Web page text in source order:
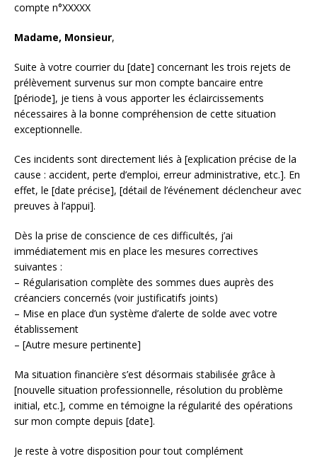
compte n°XXXXX
Madame, Monsieur,
Suite à votre courrier du [date] concernant les trois rejets de
prélèvement survenus sur mon compte bancaire entre
[période], je tiens à vous apporter les éclaircissements
nécessaires à la bonne compréhension de cette situation
exceptionnelle.
Ces incidents sont directement liés à [explication précise de la
cause : accident, perte d’emploi, erreur administrative, etc.]. En
effet, le [date précise], [détail de l’événement déclencheur avec
preuves à l’appui].
Dès la prise de conscience de ces difficultés, j’ai
immédiatement mis en place les mesures correctives
suivantes :
– Régularisation complète des sommes dues auprès des
créanciers concernés (voir justificatifs joints)
– Mise en place d’un système d’alerte de solde avec votre
établissement
– [Autre mesure pertinente]
Ma situation financière s’est désormais stabilisée grâce à
[nouvelle situation professionnelle, résolution du problème
initial, etc.], comme en témoigne la régularité des opérations
sur mon compte depuis [date].
Je reste à votre disposition pour tout complément